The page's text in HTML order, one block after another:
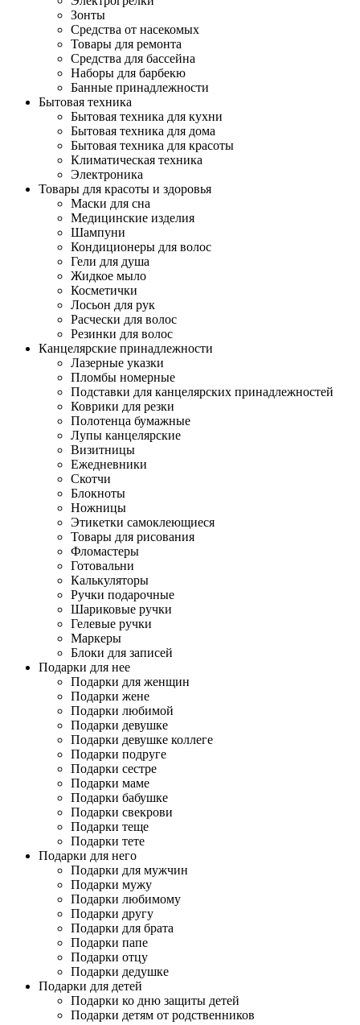
Зонты
Средства от насекомых
Товары для ремонта
Средства для бассейна
Наборы для барбекю
Банные принадлежности
Бытовая техника
Бытовая техника для кухни
Бытовая техника для дома
Бытовая техника для красоты
Климатическая техника
Электроника
Товары для красоты и здоровья
Маски для сна
Медицинские изделия
Шампуни
Кондиционеры для волос
Гели для душа
Жидкое мыло
Косметички
Лосьон для рук
Расчески для волос
Резинки для волос
Канцелярские принадлежности
Лазерные указки
Пломбы номерные
Подставки для канцелярских принадлежностей
Коврики для резки
Полотенца бумажные
Лупы канцелярские
Визитницы
Ежедневники
Скотчи
Блокноты
Ножницы
Этикетки самоклеющиеся
Товары для рисования
Фломастеры
Готовальни
Калькуляторы
Ручки подарочные
Шариковые ручки
Гелевые ручки
Маркеры
Блоки для записей
Подарки для нее
Подарки для женщин
Подарки жене
Подарки любимой
Подарки девушке
Подарки девушке коллеге
Подарки подруге
Подарки сестре
Подарки маме
Подарки бабушке
Подарки свекрови
Подарки теще
Подарки тете
Подарки для него
Подарки для мужчин
Подарки мужу
Подарки любимому
Подарки другу
Подарки для брата
Подарки папе
Подарки отцу
Подарки дедушке
Подарки для детей
Подарки ко дню защиты детей
Подарки детям от родственников